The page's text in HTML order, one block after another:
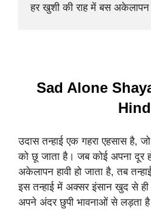
हर खुशी की राह में बस
Sad Alone
उदास तन्हाई एक गहरा एहसास है,
को छू जाता है। जब कोई अपना दूर
अकेलापन हावी हो जाता है, तब
इस तन्हाई में अक्सर इंसान खुद से
अपने अंदर छुपी भावनाओं से लड़ता